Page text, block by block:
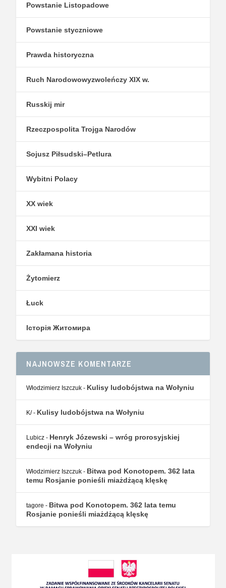
Powstanie Listopadowe
Powstanie styczniowe
Prawda historyczna
Ruch Narodowowyzwoleńczy XIX w.
Russkij mir
Rzeczpospolita Trojga Narodów
Sojusz Piłsudski–Petlura
Wybitni Polacy
XX wiek
XXI wiek
Zakłamana historia
Żytomierz
Łuck
Історія Житомира
NAJNOWSZE KOMENTARZE
Włodzimierz Iszczuk - Kulisy ludobójstwa na Wołyniu
K/- Kulisy ludobójstwa na Wołyniu
Lubicz - Henryk Józewski – wróg prorosyjskiej
endecji na Wołyniu
Włodzimierz Iszczuk - Bitwa pod Konotopem. 362 lata
temu Rosjanie ponieśli miażdżącą klęskę
tagore - Bitwa pod Konotopem. 362 lata temu
Rosjanie ponieśli miażdżącą klęskę